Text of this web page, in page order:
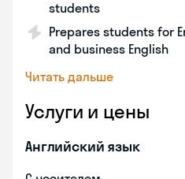
students
Prepares students for
and business English
Читать дальше
Услуги и цены
Английский язык